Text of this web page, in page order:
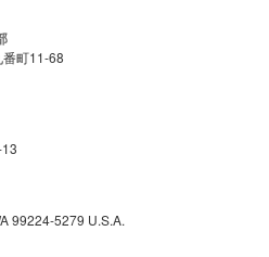
町11-68
99224-5279 U.S.A.